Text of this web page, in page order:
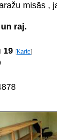
misās ,
raj.
19 [Karte]